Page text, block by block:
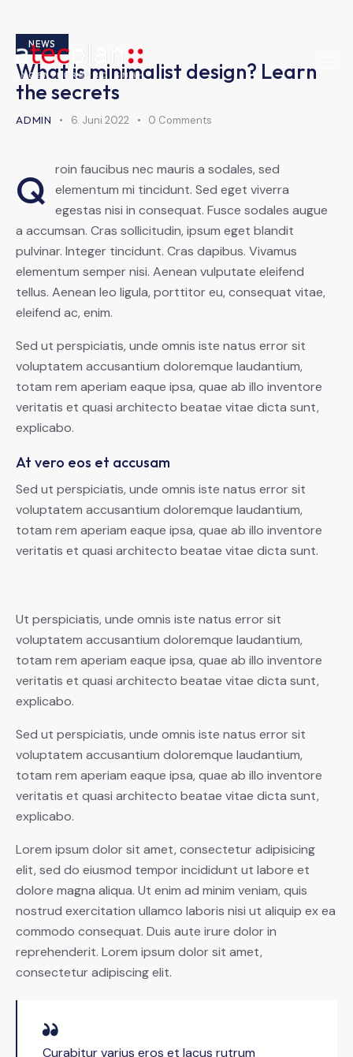
NEWS
What is minimalist design? Learn
the secrets
ADMIN 6. Juni 2022 0 Comments
Q
roin faucibus nec mauris a sodales, sed
elementum mi tincidunt. Sed eget viverra
egestas nisi in consequat. Fusce sodales augue
a accumsan. Cras sollicitudin, ipsum eget blandit
pulvinar. Integer tincidunt. Cras dapibus. Vivamus
elementum semper nisi. Aenean vulputate eleifend
tellus. Aenean leo ligula, porttitor eu, consequat vitae,
eleifend ac, enim.
Sed ut perspiciatis, unde omnis iste natus error sit
voluptatem accusantium doloremque laudantium,
totam rem aperiam eaque ipsa, quae ab illo inventore
veritatis et quasi architecto beatae vitae dicta sunt,
explicabo.
At vero eos et accusam
Sed ut perspiciatis, unde omnis iste natus error sit
voluptatem accusantium doloremque laudantium,
totam rem aperiam eaque ipsa, quae ab illo inventore
veritatis et quasi architecto beatae vitae dicta sunt.
Ut perspiciatis, unde omnis iste natus error sit
voluptatem accusantium doloremque laudantium,
totam rem aperiam eaque ipsa, quae ab illo inventore
veritatis et quasi architecto beatae vitae dicta sunt,
explicabo.
Sed ut perspiciatis, unde omnis iste natus error sit
voluptatem accusantium doloremque laudantium,
totam rem aperiam eaque ipsa, quae ab illo inventore
veritatis et quasi architecto beatae vitae dicta sunt,
explicabo.
Lorem ipsum dolor sit amet, consectetur adipisicing
elit, sed do eiusmod tempor incididunt ut labore et
dolore magna aliqua. Ut enim ad minim veniam, quis
nostrud exercitation ullamco laboris nisi ut aliquip ex ea
commodo consequat. Duis aute irure dolor in
reprehenderit. Lorem ipsum dolor sit amet,
consectetur adipiscing elit.
Curabitur varius eros et lacus rutrum